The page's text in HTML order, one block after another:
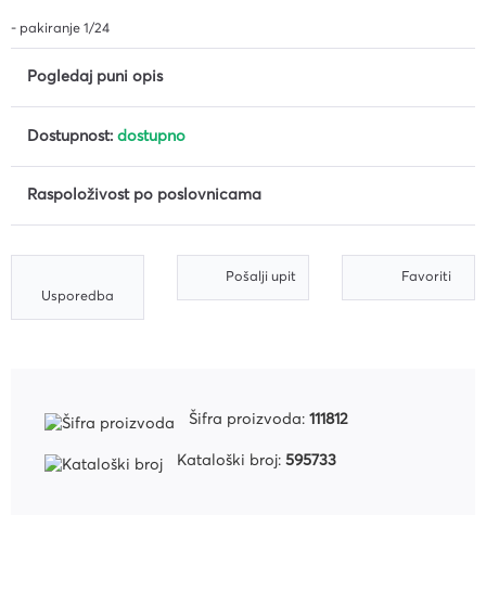
- pakiranje 1/24
Pogledaj puni opis
Dostupnost: dostupno
Raspoloživost po poslovnicama
Usporedba
Pošalji upit Favoriti
Šifra proizvoda:111812
Kataloški broj:595733